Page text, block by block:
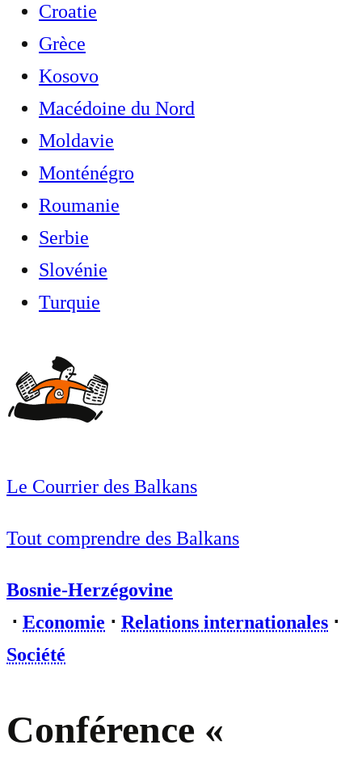
Croatie
Grèce
Kosovo
Macédoine du Nord
Moldavie
Monténégro
Roumanie
Serbie
Slovénie
Turquie
Le Courrier des Balkans
Tout comprendre des Balkans
Bosnie-Herzégovine
⋅ Economie ⋅ Relations internationales ⋅
Société
Conférence «